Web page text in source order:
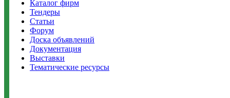
Каталог фирм
Тендеры
Статьи
Форум
Доска объявлений
Документация
Выставки
Тематические ресурсы